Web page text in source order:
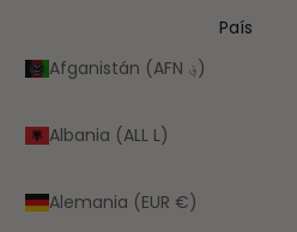
País
Afganistán (AFN ؋)
Albania (ALL L)
Alemania (EUR €)